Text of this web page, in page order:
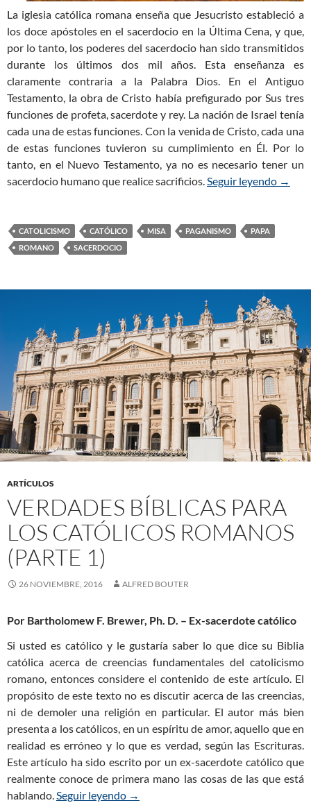
La iglesia católica romana enseña que Jesucristo estableció a
los doce apóstoles en el sacerdocio en la Última Cena, y que,
por lo tanto, los poderes del sacerdocio han sido transmitidos
durante los últimos dos mil años. Esta enseñanza es
claramente contraria a la Palabra Dios. En el Antiguo
Testamento, la obra de Cristo había prefigurado por Sus tres
funciones de profeta, sacerdote y rey. La nación de Israel tenía
cada una de estas funciones. Con la venida de Cristo, cada una
de estas funciones tuvieron su cumplimiento en Él. Por lo
tanto, en el Nuevo Testamento, ya no es necesario tener un
sacerdocio humano que realice sacrificios.Seguir leyendo →
CATOLICISMO CATÓLICO MISA PAGANISMO
PAPA
ROMANO
SACERDOCIO
ARTÍCULOS
VERDADES BÍBLICAS PARA
LOS CATÓLICOS ROMANOS
(PARTE 1)
26 NOVIEMBRE, 2016 ALFRED BOUTER
Por Bartholomew F. Brewer, Ph. D. – Ex-sacerdote católico
Si usted es católico y le gustaría saber lo que dice su Biblia
católica acerca de creencias fundamentales del catolicismo
romano, entonces considere el contenido de este artículo. El
propósito de este texto no es discutir acerca de las creencias,
ni de demoler una religión en particular. El autor más bien
presenta a los católicos, en un espíritu de amor, aquello que en
realidad es erróneo y lo que es verdad, según las Escrituras.
Este artículo ha sido escrito por un ex-sacerdote católico que
realmente conoce de primera mano las cosas de las que está
hablando.Seguir leyendo Verdades Bíblicas para los Católicos
→